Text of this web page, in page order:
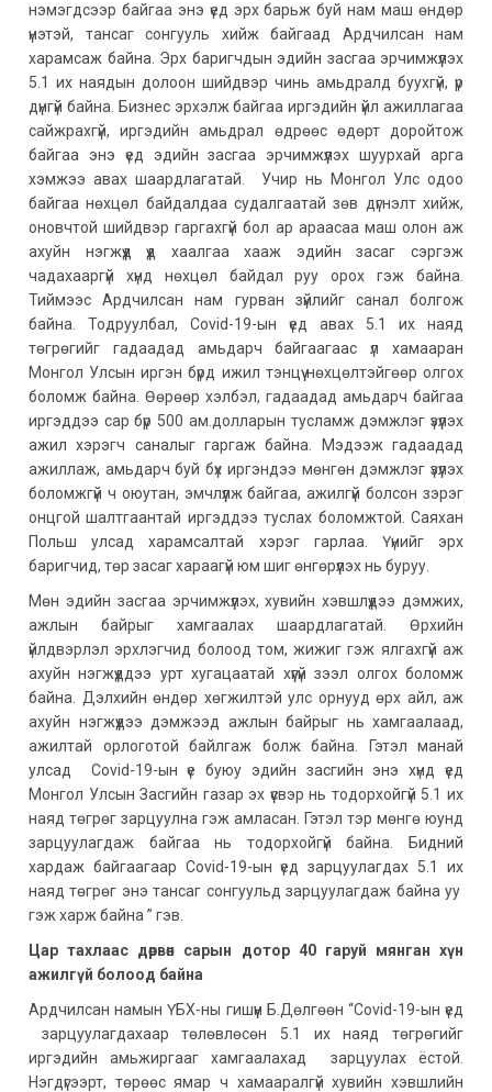
нэмэгдсээр байгаа энэ үед эрх барьж буй нам маш өндөр
үнэтэй, тансаг сонгууль хийж байгаад Ардчилсан нам
харамсаж байна. Эрх баригчдын эдийн засгаа эрчимжүүлэх
5.1 их наядын долоон шийдвэр чинь амьдралд буухгүй, үр
дүнгүй байна. Бизнес эрхэлж байгаа иргэдийн үйл ажиллагаа
сайжрахгүй, иргэдийн амьдрал өдрөөс өдөрт доройтож
байгаа энэ үед эдийн засгаа эрчимжүүлэх шуурхай арга
хэмжээ авах шаардлагатай. Учир нь Монгол Улс одоо
байгаа нөхцөл байдалдаа судалгаатай зөв дүгнэлт хийж,
оновчтой шийдвэр гаргахгүй бол ар араасаа маш олон аж
ахуйн нэгжүүд үүд хаалгаа хааж эдийн засаг сэргэж
чадахааргүй хүнд нөхцөл байдал руу орох гэж байна.
Тиймээс Ардчилсан нам гурван зүйлийг санал болгож
байна. Тодруулбал, Covid-19-ын үед авах 5.1 их наяд
төгрөгийг гадаадад амьдарч байгаагаас үл хамааран
Монгол Улсын иргэн бүрд ижил тэнцүү нөхцөлтэйгөөр олгох
боломж байна. Өөрөөр хэлбэл, гадаадад амьдарч байгаа
иргэддээ сар бүр 500 ам.долларын тусламж дэмжлэг үзүүлэх
ажил хэрэгч саналыг гаргаж байна. Мэдээж гадаадад
ажиллаж, амьдарч буй бүх иргэндээ мөнгөн дэмжлэг үзүүлэх
боломжгүй ч оюутан, эмчлүүлж байгаа, ажилгүй болсон зэрэг
онцгой шалтгаантай иргэддээ туслах боломжтой. Саяхан
Польш улсад харамсалтай хэрэг гарлаа. Үүнийг эрх
баригчид, төр засаг хараагүй юм шиг өнгөрүүлэх нь буруу.
Мөн эдийн засгаа эрчимжүүлэх, хувийн хэвшлүүдээ дэмжих,
ажлын байрыг хамгаалах шаардлагатай. Өрхийн
үйлдвэрлэл эрхлэгчид болоод том, жижиг гэж ялгахгүй аж
ахуйн нэгжүүддээ урт хугацаатай хүүгүй зээл олгох боломж
байна. Дэлхийн өндөр хөгжилтэй улс орнууд өрх айл, аж
ахуйн нэгжүүдээ дэмжээд ажлын байрыг нь хамгаалаад,
ажилтай орлоготой байлгаж болж байна. Гэтэл манай
улсад Covid-19-ын үе буюу эдийн засгийн энэ хүнд үед
Монгол Улсын Засгийн газар эх үүсвэр нь тодорхойгүй 5.1 их
наяд төгрөг зарцуулна гэж амласан. Гэтэл тэр мөнгө юунд
зарцуулагдаж байгаа нь тодорхойгүй байна. Бидний
хардаж байгаагаар Covid-19-ын үед зарцуулагдах 5.1 их
наяд төгрөг энэ тансаг сонгуульд зарцуулагдаж байна уу
гэж харж байна ” гэв.
Цар тахлаас дөрвөн сарын дотор 40 гаруй мянган хүн
ажилгүй болоод байна
Ардчилсан намын ҮБХ-ны гишүүн Б.Дөлгөөн “Covid-19-ын үед
зарцуулагдахаар төлөвлөсөн 5.1 их наяд төгрөгийг
иргэдийн амьжиргааг хамгаалахад зарцуулах ёстой.
Нэгдүгээрт, төрөөс ямар ч хамааралгүй хувийн хэвшлийн